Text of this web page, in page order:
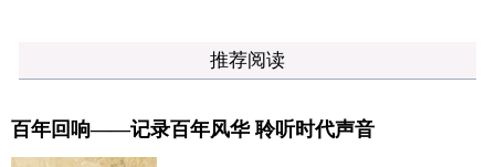
推荐阅读
百年回响——记录百年风华 聆听时代声音